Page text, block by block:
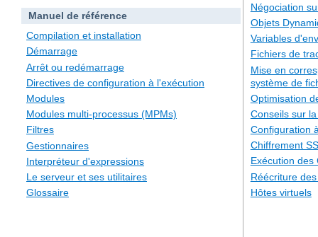
Manuel de référence
Compilation et installation
Démarrage
Arrêt ou redémarrage
Directives de configuration à l'exécution
Modules
Modules multi-processus (MPMs)
Filtres
Gestionnaires
Interpréteur d'expressions
Le serveur et ses utilitaires
Glossaire
Négociation
Objets
Variables
Fichiers de
Mise en
système de
Optimisation
Conseils sur
Configuration
Chiffrement
Exécution des
Réécriture
Hôtes virtuels